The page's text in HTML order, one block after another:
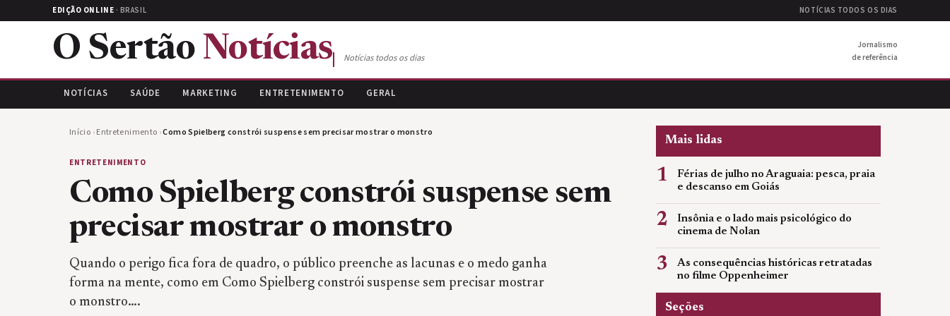
EDIÇÃO ONLINE · BRASIL NOTÍCIAS TODOS OS DIAS
O Sertão Notícias Notícias todos os dias
Jornalismo
de referência
NOTÍCIAS SAÚDE MARKETING ENTRETENIMENTO GERAL
Início ›Entretenimento ›Como Spielberg constrói suspense sem precisar mostrar o monstro
ENTRETENIMENTO
Como Spielberg constrói suspense sem
precisar mostrar o monstro
Quando o perigo fica fora de quadro, o público preenche as lacunas e o medo ganha
forma na mente, como em Como Spielberg constrói suspense sem precisar mostrar
o monstro….
Mais lidas
1
Férias de julho no Araguaia: pesca, praia
e descanso em Goiás
2
Insônia e o lado mais psicológico do
cinema de Nolan
3
As consequências históricas retratadas
no filme Oppenheimer
Seções